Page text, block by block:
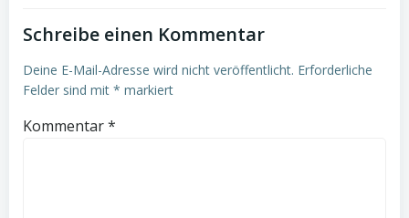
Schreibe einen Kommentar
Deine E-Mail-Adresse wird nicht veröffentlicht. Erforderliche
Felder sind mit * markiert
Kommentar*